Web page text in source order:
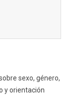
sexo, género,
y orientación